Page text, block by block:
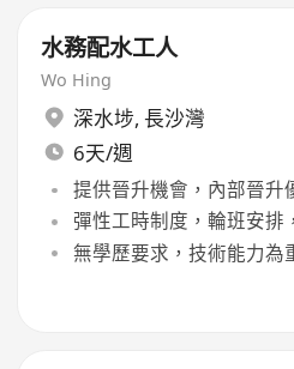
水務配水工人
Wo Hing
深水埗, 長沙灣
6天/週
提供晉升機會，內部晉升
彈性工時制度，輪班安排
無學歷要求，技術能力為